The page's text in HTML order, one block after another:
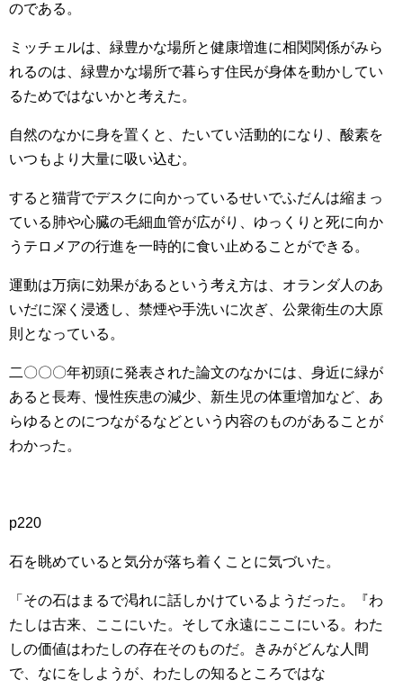
のである。
ミッチェルは、緑豊かな場所と健康増進に相関関係がみら
れるのは、緑豊かな場所で暮らす住民が身体を動かしてい
るためではないかと考えた。
自然のなかに身を置くと、たいてい活動的になり、酸素を
いつもより大量に吸い込む。
すると猫背でデスクに向かっているせいでふだんは縮まっ
ている肺や心臓の毛細血管が広がり、ゆっくりと死に向か
うテロメアの行進を一時的に食い止めることができる。
運動は万病に効果があるという考え方は、オランダ人のあ
いだに深く浸透し、禁煙や手洗いに次ぎ、公衆衛生の大原
則となっている。
二〇〇〇年初頭に発表された論文のなかには、身近に緑が
あると長寿、慢性疾患の減少、新生児の体重増加など、あ
らゆるとのにつながるなどという内容のものがあることが
わかった。
p220
石を眺めていると気分が落ち着くことに気づいた。
「その石はまるで渇れに話しかけているようだった。『わ
たしは古来、ここにいた。そして永遠にここにいる。わた
しの価値はわたしの存在そのものだ。きみがどんな人間
で、なにをしようが、わたしの知るところではな